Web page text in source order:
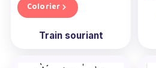
Colorier
Train souriant